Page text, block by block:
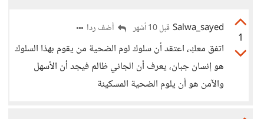
1
Salwa_sayed قبل 10 أشهر أضف ردا
اتفق معكِ، اعتقد أن سلوك لوم الضحية من يقوم بهذا السلوك
هو إنسان جبان، يعرف أن الجاني ظالم فيجد أن الأسهل
والآمن هو أن يلوم الضحية المسكينة